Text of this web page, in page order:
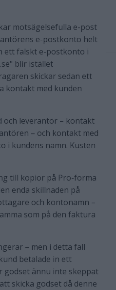
motsägelsefulla e-post
e-postkonto helt
ett falskt e-postkonto i
blir istället
skickar sedan ett
kontakt med kunden
och leverantör – kontakt
– och kontakt med
i kundens namn. Kusten
till kopior på Pro-forma
enda skillnaden på
och kontonamn –
som på den faktura
– men i detta fall
betalade in ett
godset ännu inte skeppat
skicka godset då denne